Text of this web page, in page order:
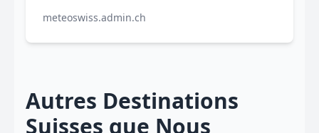
meteoswiss.admin.ch
Autres Destinations
Suisses que Nous